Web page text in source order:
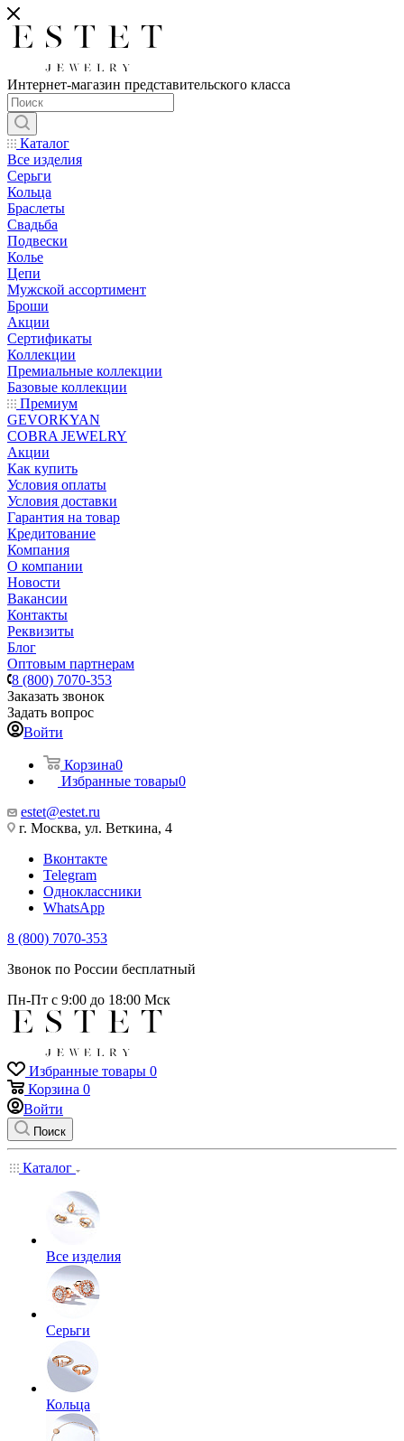
Интернет-магазин представительского класса
Каталог
Все изделия
Серьги
Кольца
Браслеты
Свадьба
Подвески
Колье
Цепи
Мужской ассортимент
Броши
Акции
Сертификаты
Коллекции
Премиальные коллекции
Базовые коллекции
Премиум
GEVORKYAN
COBRA JEWELRY
Акции
Как купить
Условия оплаты
Условия доставки
Гарантия на товар
Кредитование
Компания
О компании
Новости
Вакансии
Контакты
Реквизиты
Блог
Оптовым партнерам
8 (800) 7070-353
Заказать звонок
Задать вопрос
Войти
Корзина0
Избранные товары0
estet@estet.ru
г. Москва, ул. Веткина, 4
Вконтакте
Telegram
Одноклассники
WhatsApp
8 (800) 7070-353
Звонок по России бесплатный
Пн-Пт с 9:00 до 18:00 Мск
Избранные товары 0
Корзина 0
Войти
Поиск
Каталог
Все изделия
Серьги
Кольца